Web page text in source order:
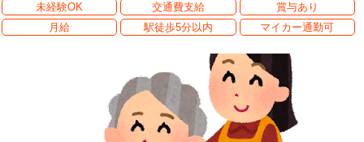
未経験OK 交通費支給
賞与あり
月給
駅徒歩5分以内 マイカー通勤可